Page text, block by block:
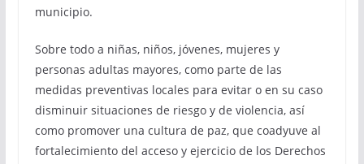
municipio.
Sobre todo a niñas, niños, jóvenes, mujeres y
personas adultas mayores, como parte de las
medidas preventivas locales para evitar o en su caso
disminuir situaciones de riesgo y de violencia, así
como promover una cultura de paz, que coadyuve al
fortalecimiento del acceso y ejercicio de los Derechos